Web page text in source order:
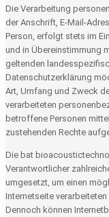
Die Verarbeitung
der Anschrift, E-Mail-
Person, erfolgt stets im
und in Übereinstimmung
geltenden
Datenschutzerklärung
Art, Umfang und Zweck
verarbeiteten
betroffene Personen
zustehenden Rechte
Die bat
Verantwortlicher
umgesetzt, um einen
Internetseite
Dennoch können